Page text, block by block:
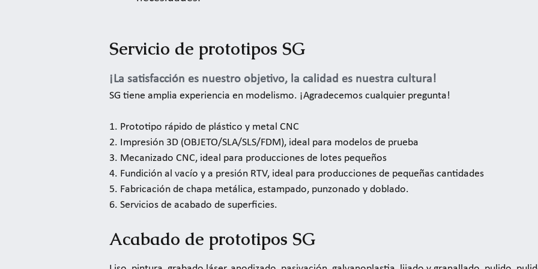
Servicio de prototipos SG
¡La satisfacción es nuestro objetivo, la calidad es nuestra cultura!
SG tiene amplia experiencia en modelismo. ¡Agradecemos cualquier pregunta!
1. Prototipo rápido de plástico y metal CNC
2. Impresión 3D (OBJETO/SLA/SLS/FDM), ideal para modelos de prueba
3. Mecanizado CNC, ideal para producciones de lotes pequeños
4. Fundición al vacío y a presión RTV, ideal para producciones de pequeñas cantidades
5. Fabricación de chapa metálica, estampado, punzonado y doblado.
6. Servicios de acabado de superficies.
Acabado de prototipos SG